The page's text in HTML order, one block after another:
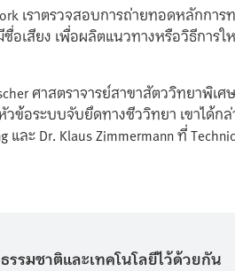
เราตรวจสอบการถ่ายทอดหลักการ
เสียง เพื่อผลิตแนวทางหรือวิธีการใ
ศาสตราจารย์สาขาสัตววิทยาพิเศ
วข้อระบบจับยึดทางชีววิทยา เขาได้ก
ะ Dr. Klaus Zimmermann ที่
รรมชาติและเทคโนโลยีไว้ด้วยกัน